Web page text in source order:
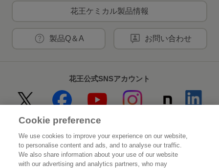
花王ケミカル製品情報
製品Q＆A お問い合わせ
花王公式SNSアカウント
Home 花王について
サステナビリティ イノベーション
Cookie preference
We use cookies to improve your experience on our website,
to personalise content and ads, and to analyse our traffic.
We also share information about your use of our website
with our advertising and analytics partners, who may